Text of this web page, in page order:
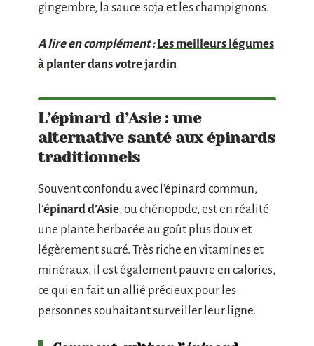
gingembre, la sauce soja et les champignons.
A lire en complément : Les meilleurs légumes
à planter dans votre jardin
L’épinard d’Asie : une
alternative santé aux épinards
traditionnels
Souvent confondu avec l’épinard commun,
l’épinard d’Asie, ou chénopode, est en réalité
une plante herbacée au goût plus doux et
légèrement sucré. Très riche en vitamines et
minéraux, il est également pauvre en calories,
ce qui en fait un allié précieux pour les
personnes souhaitant surveiller leur ligne.